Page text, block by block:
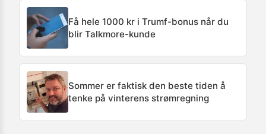
Få hele 1000 kr i Trumf-bonus når du
blir Talkmore-kunde
Sommer er faktisk den beste tiden å
tenke på vinterens strømregning